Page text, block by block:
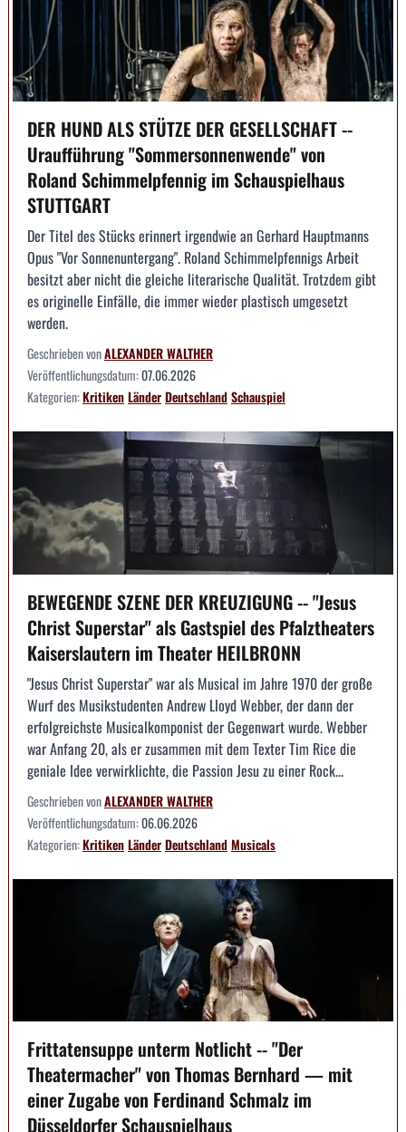
DER HUND ALS STÜTZE DER GESELLSCHAFT --
Uraufführung "Sommersonnenwende" von
Roland Schimmelpfennig im Schauspielhaus
STUTTGART
Der Titel des Stücks erinnert irgendwie an Gerhard Hauptmanns
Opus "Vor Sonnenuntergang". Roland Schimmelpfennigs Arbeit
besitzt aber nicht die gleiche literarische Qualität. Trotzdem gibt
es originelle Einfälle, die immer wieder plastisch umgesetzt
werden.
Geschrieben vonALEXANDER WALTHER
Veröffentlichungsdatum:07.06.2026
Kategorien:KritikenLänderDeutschlandSchauspiel
BEWEGENDE SZENE DER KREUZIGUNG -- "Jesus
Christ Superstar" als Gastspiel des Pfalztheaters
Kaiserslautern im Theater HEILBRONN
"Jesus Christ Superstar" war als Musical im Jahre 1970 der große
Wurf des Musikstudenten Andrew Lloyd Webber, der dann der
erfolgreichste Musicalkomponist der Gegenwart wurde. Webber
war Anfang 20, als er zusammen mit dem Texter Tim Rice die
geniale Idee verwirklichte, die Passion Jesu zu einer Rock...
Geschrieben vonALEXANDER WALTHER
Veröffentlichungsdatum:06.06.2026
Kategorien:KritikenLänderDeutschlandMusicals
Frittatensuppe unterm Notlicht -- "Der
Theatermacher" von Thomas Bernhard — mit
einer Zugabe von Ferdinand Schmalz im
Düsseldorfer Schauspielhaus